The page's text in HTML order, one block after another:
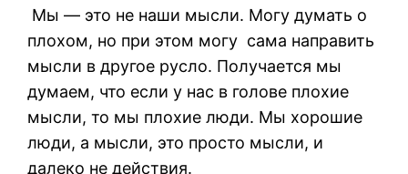
Мы — это не наши мысли. Могу думать о
плохом, но при этом могу сама направить
мысли в другое русло. Получается мы
думаем, что если у нас в голове плохие
мысли, то мы плохие люди. Мы хорошие
люди, а мысли, это просто мысли, и
далеко не действия.